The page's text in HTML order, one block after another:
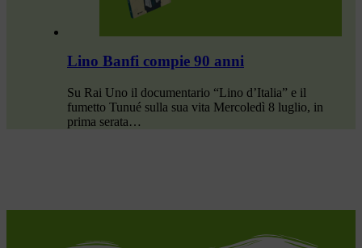
Lino Banfi compie 90 anni
Su Rai Uno il documentario “Lino d’Italia” e il
fumetto Tunué sulla sua vita Mercoledì 8 luglio, in
prima serata…